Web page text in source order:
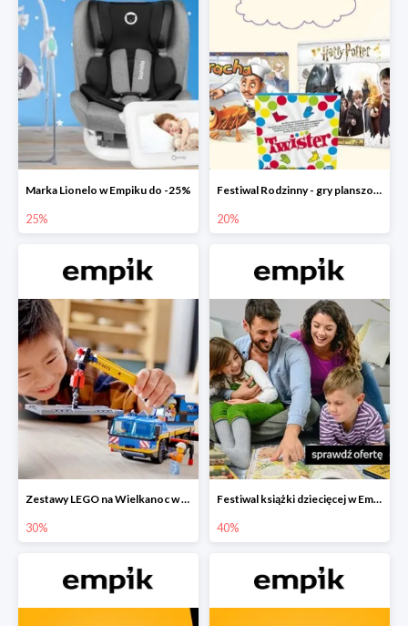
Marka Lionelo w Empiku do -25%
25%
Festiwal Rodzinny - gry planszowe w Empiku do -20%
20%
Zestawy LEGO na Wielkanoc w Empiku do -30%
30%
Festiwal książki dziecięcej w Empiku do -40%
40%